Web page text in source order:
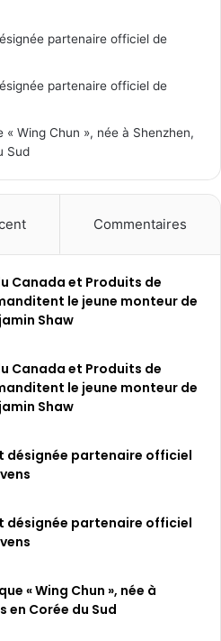
partenaire officiel de
partenaire officiel de
Wing Chun », née à Shenzhen,
Sud
Commentaires
Canada et Produits de
le jeune monteur de
Shaw
Canada et Produits de
le jeune monteur de
Shaw
désignée partenaire officiel
désignée partenaire officiel
« Wing Chun », née à
en Corée du Sud